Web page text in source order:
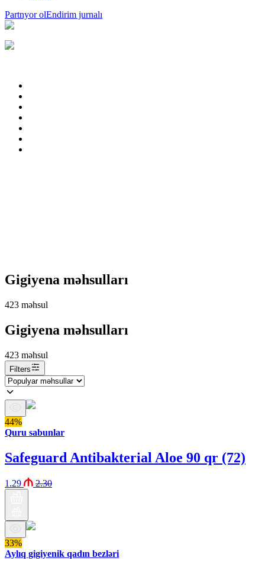
Partnyor olEndirim jurnalı
Gigiyena məhsulları
423 məhsul
Gigiyena məhsulları
423 məhsul
Filters
44%
Quru sabunlar
Safeguard Antibakterial Aloe 90 qr (72)
1.29 2.30
33%
Aylıq gigiyenik qadın bezləri